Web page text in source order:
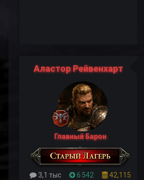
Аластор Рейвенхарт
Главный Барон
3,1 тыс 6 542
42,115